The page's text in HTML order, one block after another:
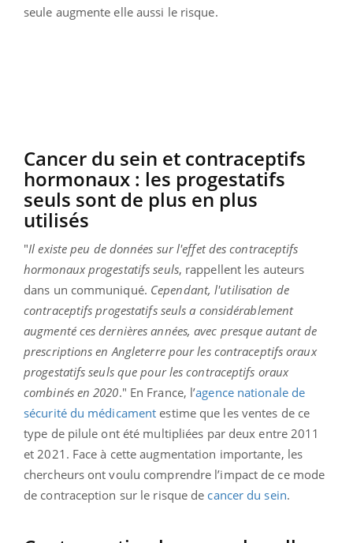
seule augmente elle aussi le risque.
Cancer du sein et contraceptifs
hormonaux : les progestatifs
seuls sont de plus en plus
utilisés
"Il existe peu de données sur l'effet des contraceptifs
hormonaux progestatifs seuls, rappellent les auteurs
dans un communiqué. Cependant, l'utilisation de
contraceptifs progestatifs seuls a considérablement
augmenté ces dernières années, avec presque autant de
prescriptions en Angleterre pour les contraceptifs oraux
progestatifs seuls que pour les contraceptifs oraux
combinés en 2020." En France, l’agence nationale de
sécurité du médicament estime que les ventes de ce
type de pilule ont été multipliées par deux entre 2011
et 2021. Face à cette augmentation importante, les
chercheurs ont voulu comprendre l’impact de ce mode
de contraception sur le risque de cancer du sein.